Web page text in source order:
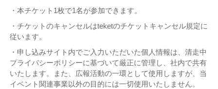
・本チケット1枚で1名が参加できます。
・チケットのキャンセルはteketのチケットキャンセル規定に
従います。
・申し込みサイト内でご入力いただいた個人情報は、清走中
プライバシーポリシーに基づいて厳正に管理し、社内で共有
いたします。また、広報活動の一環として使用しますが、当
イベント関連事業以外の目的には一切使用いたしません。